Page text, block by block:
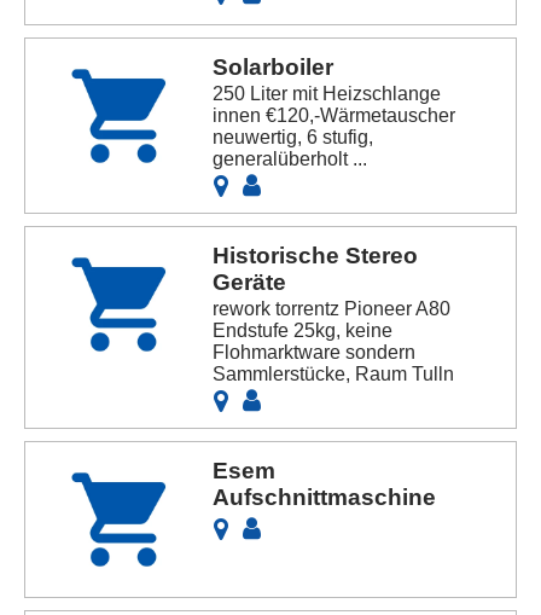
Solarboiler
250 Liter mit Heizschlange
innen €120,-Wärmetauscher
neuwertig, 6 stufig,
generalüberholt ...
Historische Stereo
Geräte
rework torrentz Pioneer A80
Endstufe 25kg, keine
Flohmarktware sondern
Sammlerstücke, Raum Tulln
Esem
Aufschnittmaschine